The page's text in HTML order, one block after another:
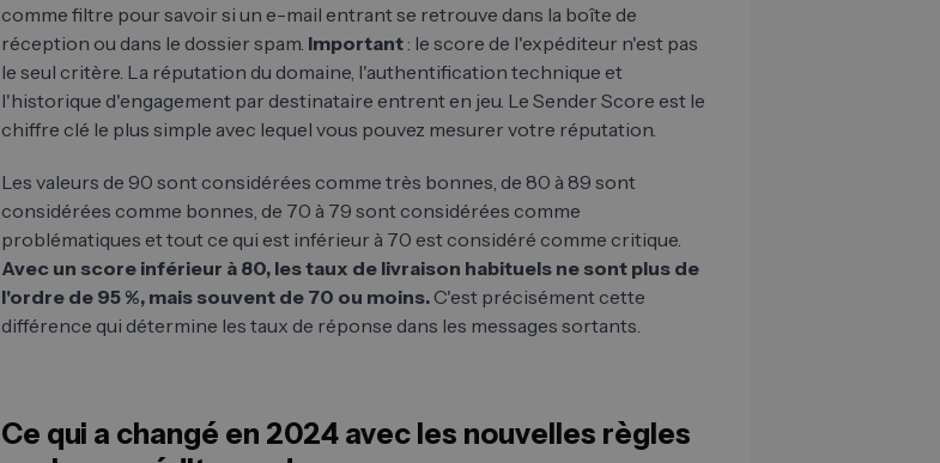
comme filtre pour savoir si un e-mail entrant se retrouve dans la boîte de
réception ou dans le dossier spam. Important: le score de l'expéditeur n'est pas
le seul critère. La réputation du domaine, l'authentification technique et
l'historique d'engagement par destinataire entrent en jeu. Le Sender Score est le
chiffre clé le plus simple avec lequel vous pouvez mesurer votre réputation.
Les valeurs de 90 sont considérées comme très bonnes, de 80 à 89 sont
considérées comme bonnes, de 70 à 79 sont considérées comme
problématiques et tout ce qui est inférieur à 70 est considéré comme critique.
Avec un score inférieur à 80, les taux de livraison habituels ne sont plus de
l'ordre de 95 %, mais souvent de 70 ou moins.C'est précisément cette
différence qui détermine les taux de réponse dans les messages sortants.
Ce qui a changé en 2024 avec les nouvelles règles